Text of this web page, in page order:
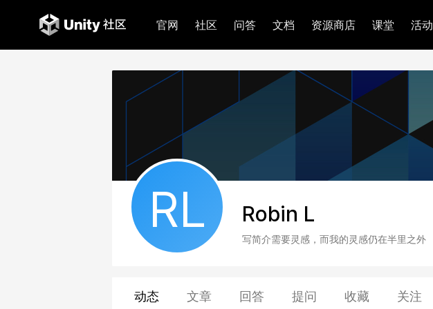
官网 社区 问答 文档 资源商店 课堂 活动
RL Robin L
写简介需要灵感，而我的灵感仍在半里之外
动态 文章 回答 提问 收藏 关注